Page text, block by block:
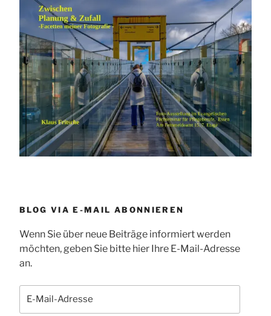
BLOG VIA E-MAIL ABONNIEREN
Wenn Sie über neue Beiträge informiert werden
möchten, geben Sie bitte hier Ihre E-Mail-Adresse
an.
Mail-